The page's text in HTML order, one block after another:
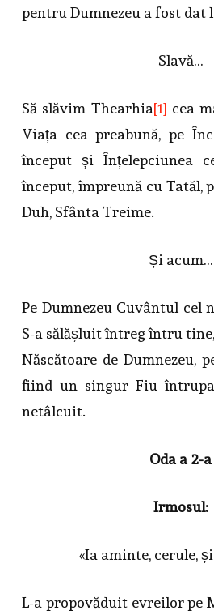
pentru Dumnezeu a fost dat
Slavă…
Să slăvim Thearhia[1] cea
Viața cea preabună, pe
început și Înțelepciunea
început, împreună cu Tatăl,
Duh, Sfânta Treime.
Și acum…
Pe Dumnezeu Cuvântul cel
S-a sălășluit întreg întru
Născătoare de Dumnezeu,
fiind un singur Fiu
netâlcuit.
Oda a 2-a
Irmosul:
«Ia aminte, cerule,
L-a propovăduit evreilor pe